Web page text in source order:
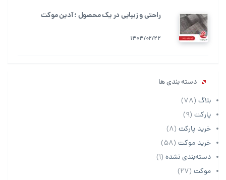
راحتی و زیبایی در یک محصول ؛ آدین موکت
1404/02/22
دسته بندی ها
بلاگ (78)
پارکت (9)
خرید پارکت (8)
خرید موکت (58)
دسته‌بندی نشده (1)
موکت (27)